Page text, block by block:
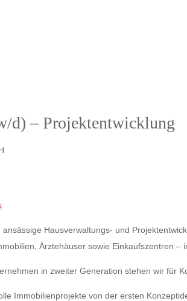
d) – Projektentwicklung
Hausverwaltungs- und
Ärztehäuser sowie Einkaufszentren –
in zweiter Generation stehen wir für
Immobilienprojekte von der ersten